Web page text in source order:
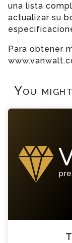
una lista
actualizar su
Para obtener
You